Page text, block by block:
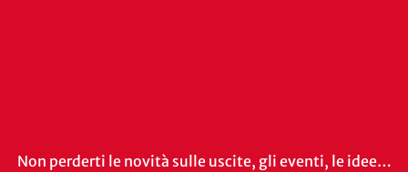
Non perderti le novità sulle uscite, gli eventi, le idee…